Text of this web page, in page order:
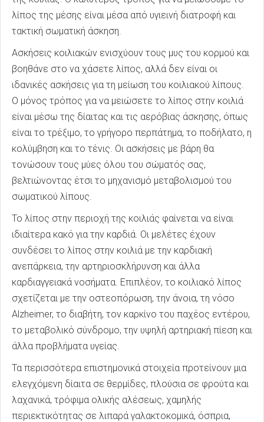
λίπος της μέσης είναι μέσα από υγιεινή διατροφή και
τακτική σωματική άσκηση.
Ασκήσεις κοιλιακών ενισχύουν τους μυς του κορμού και
βοηθάνε στο να χάσετε λίπος, αλλά δεν είναι οι
ιδανικές ασκήσεις για τη μείωση του κοιλιακού λίπους.
Ο μόνος τρόπος για να μειώσετε το λίπος στην κοιλιά
είναι μέσω της δίαιτας και τις αερόβιας άσκησης, όπως
είναι το τρέξιμο, το γρήγορο περπάτημα, το ποδήλατο, η
κολύμβηση και το τένις. Οι ασκήσεις με βάρη θα
τονώσουν τους μύες όλου του σώματός σας,
βελτιώνοντας έτσι το μηχανισμό μεταβολισμού του
σωματικού λίπους.
Το λίπος στην περιοχή της κοιλιάς φαίνεται να είναι
ιδιαίτερα κακό για την καρδιά. Οι μελέτες έχουν
συνδέσει το λίπος στην κοιλιά με την καρδιακή
ανεπάρκεια, την αρτηριοσκλήρυνση και άλλα
καρδιαγγειακά νοσήματα. Επιπλέον, το κοιλιακό λίπος
σχετίζεται με την οστεοπόρωση, την άνοια, τη νόσο
Alzheimer, το διαβήτη, τον καρκίνο του παχέος εντέρου,
το μεταβολικό σύνδρομο, την υψηλή αρτηριακή πίεση και
άλλα προβλήματα υγείας.
Τα περισσότερα επιστημονικά στοιχεία προτείνουν μια
ελεγχόμενη δίαιτα σε θερμίδες, πλούσια σε φρούτα και
λαχανικά, τρόφιμα ολικής αλέσεως, χαμηλής
περιεκτικότητας σε λιπαρά γαλακτοκομικά, όσπρια,